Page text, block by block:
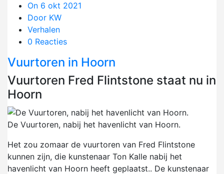
On 6 okt 2021
Door KW
Verhalen
0 Reacties
Vuurtoren in Hoorn
Vuurtoren Fred Flintstone staat nu in
Hoorn
De Vuurtoren, nabij het havenlicht van Hoorn.
Het zou zomaar de vuurtoren van Fred Flintstone
kunnen zijn, die kunstenaar Ton Kalle nabij het
havenlicht van Hoorn heeft geplaatst.. De kunstenaar